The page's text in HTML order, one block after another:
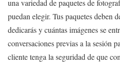
una variedad de paquetes de
puedan elegir. Tus paquetes deben
dedicarás y cuántas imágenes se
conversaciones previas a la sesión
cliente tenga la seguridad de que